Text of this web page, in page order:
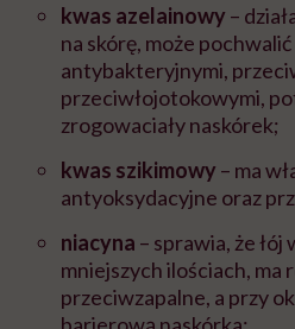
kwas azelainowy –
na skórę, może
antybakteryjnymi,
przeciwłojotokowymi,
zrogowaciały naskórek;
kwas szikimowy – ma
antyoksydacyjne oraz
niacyna – sprawia, że łój
mniejszych ilościach, ma
przeciwzapalne, a przy